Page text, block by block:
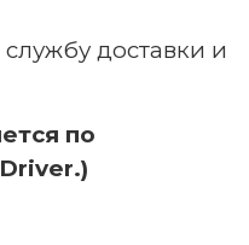
доставки и
по